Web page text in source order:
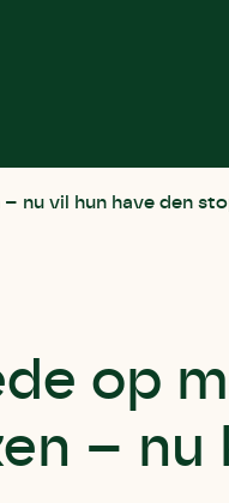
nu vil hun have den
op
– nu